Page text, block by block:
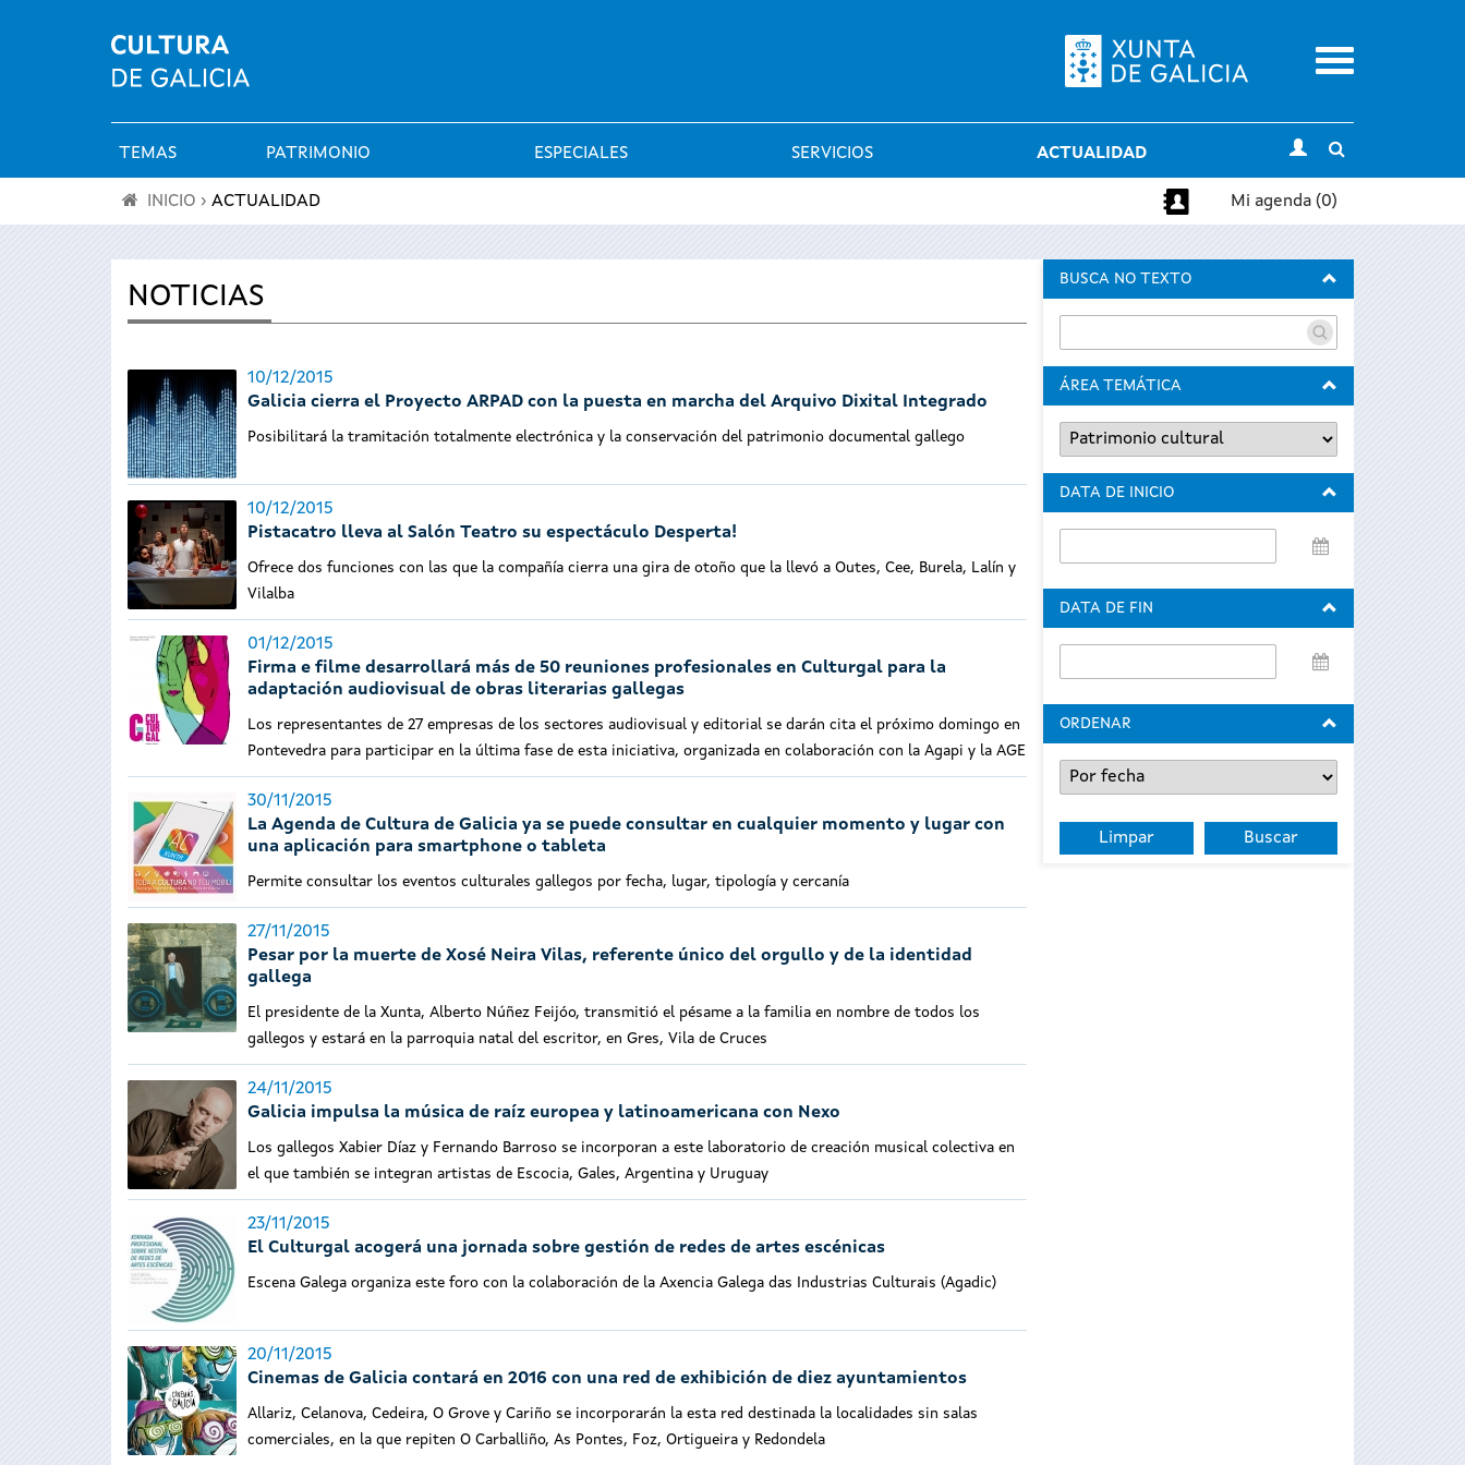
Menu
Menú
principal
TEMAS PATRIMONIO ESPECIALES SERVICIOS ACTUALIDAD
search
encuentra
aquí
INICIO › ACTUALIDAD Mi agenda (0)
NOTICIAS
10/12/2015
Galicia cierra el Proyecto ARPAD con la puesta en marcha del Arquivo Dixital Integrado
Posibilitará la tramitación totalmente electrónica y la conservación del patrimonio documental gallego
10/12/2015
Pistacatro lleva al Salón Teatro su espectáculo Desperta!
Ofrece dos funciones con las que la compañía cierra una gira de otoño que la llevó a Outes, Cee, Burela, Lalín y
Vilalba
01/12/2015
Firma e filme desarrollará más de 50 reuniones profesionales en Culturgal para la
adaptación audiovisual de obras literarias gallegas
Los representantes de 27 empresas de los sectores audiovisual y editorial se darán cita el próximo domingo en
Pontevedra para participar en la última fase de esta iniciativa, organizada en colaboración con la Agapi y la AGE
30/11/2015
La Agenda de Cultura de Galicia ya se puede consultar en cualquier momento y lugar con
una aplicación para smartphone o tableta
Permite consultar los eventos culturales gallegos por fecha, lugar, tipología y cercanía
27/11/2015
Pesar por la muerte de Xosé Neira Vilas, referente único del orgullo y de la identidad
gallega
El presidente de la Xunta, Alberto Núñez Feijóo, transmitió el pésame a la familia en nombre de todos los
gallegos y estará en la parroquia natal del escritor, en Gres, Vila de Cruces
24/11/2015
Galicia impulsa la música de raíz europea y latinoamericana con Nexo
Los gallegos Xabier Díaz y Fernando Barroso se incorporan a este laboratorio de creación musical colectiva en
el que también se integran artistas de Escocia, Gales, Argentina y Uruguay
23/11/2015
El Culturgal acogerá una jornada sobre gestión de redes de artes escénicas
Escena Galega organiza este foro con la colaboración de la Axencia Galega das Industrias Culturais (Agadic)
20/11/2015
Cinemas de Galicia contará en 2016 con una red de exhibición de diez ayuntamientos
Allariz, Celanova, Cedeira, O Grove y Cariño se incorporarán la esta red destinada la localidades sin salas
comerciales, en la que repiten O Carballiño, As Pontes, Foz, Ortigueira y Redondela
BUSCA NO TEXTO
ÁREA TEMÁTICA
DATA DE INICIO
de
DATA DE FIN
de
ORDENAR